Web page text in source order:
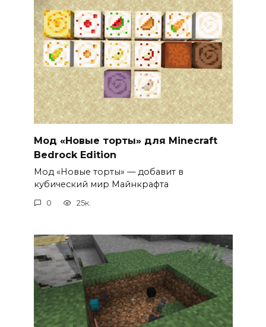
Мод «Новые торты» для Minecraft
Bedrock Edition
Мод «Новые торты» — добавит в
кубический мир Майнкрафта
0 25к.